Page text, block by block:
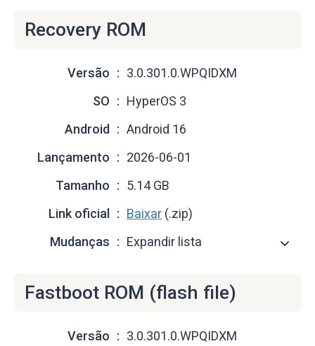
Recovery ROM
Versão
3.0.301.0.WPQIDXM
SO
HyperOS 3
Android
Android 16
Lançamento
2026-06-01
Tamanho
5.14 GB
Link oficial
Baixar (.zip)
Mudanças
Expandir lista
Fastboot ROM (flash file)
Versão
3.0.301.0.WPQIDXM